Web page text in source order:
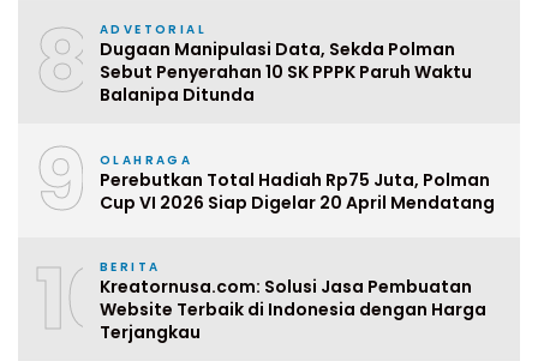
8 ADVETORIAL
Dugaan Manipulasi Data, Sekda Polman
Sebut Penyerahan 10 SK PPPK Paruh Waktu
Balanipa Ditunda
9 OLAHRAGA
Perebutkan Total Hadiah Rp75 Juta, Polman
Cup VI 2026 Siap Digelar 20 April Mendatang
10BERITA
Kreatornusa.com: Solusi Jasa Pembuatan
Website Terbaik di Indonesia dengan Harga
Terjangkau